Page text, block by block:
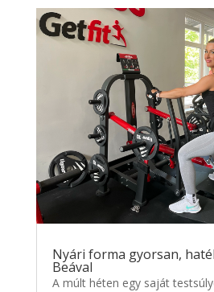
Nyári forma gyorsan,
Beával
A múlt héten egy saját